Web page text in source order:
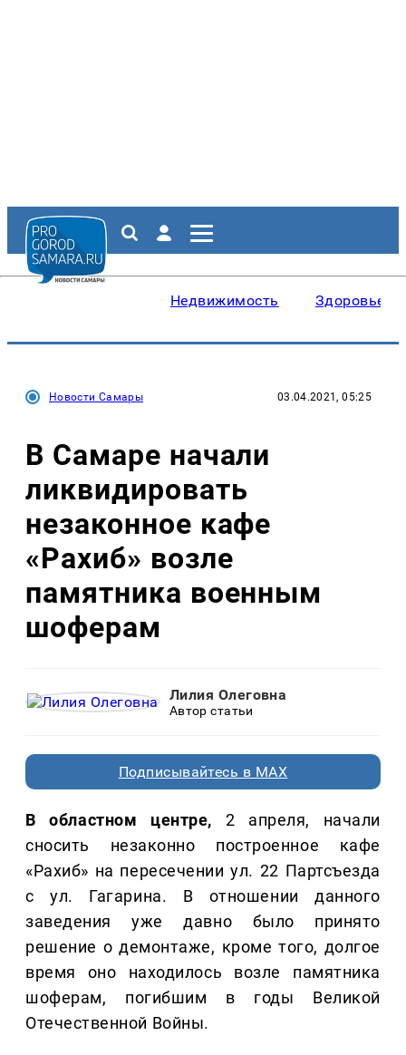
Недвижимость Здоровье
Новости Самары 03.04.2021, 05:25
В Самаре начали
ликвидировать
незаконное кафе
«Рахиб» возле
памятника военным
шоферам
Лилия Олеговна
Автор статьи
Подписывайтесь в MAX
В областном центре, 2 апреля, начали
сносить незаконно построенное кафе
«Рахиб» на пересечении ул. 22 Партсъезда
с ул. Гагарина. В отношении данного
заведения уже давно было принято
решение о демонтаже, кроме того, долгое
время оно находилось возле памятника
шоферам, погибшим в годы Великой
Отечественной Войны.